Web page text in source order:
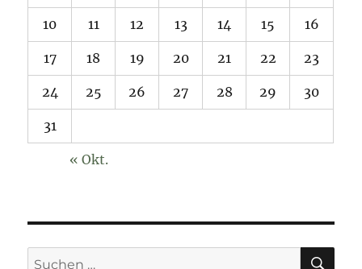
10 11 12 13 14 15 16
17 18 19 20 21 22 23
24 25 26 27 28 29 30
31
« Okt.
Suchen